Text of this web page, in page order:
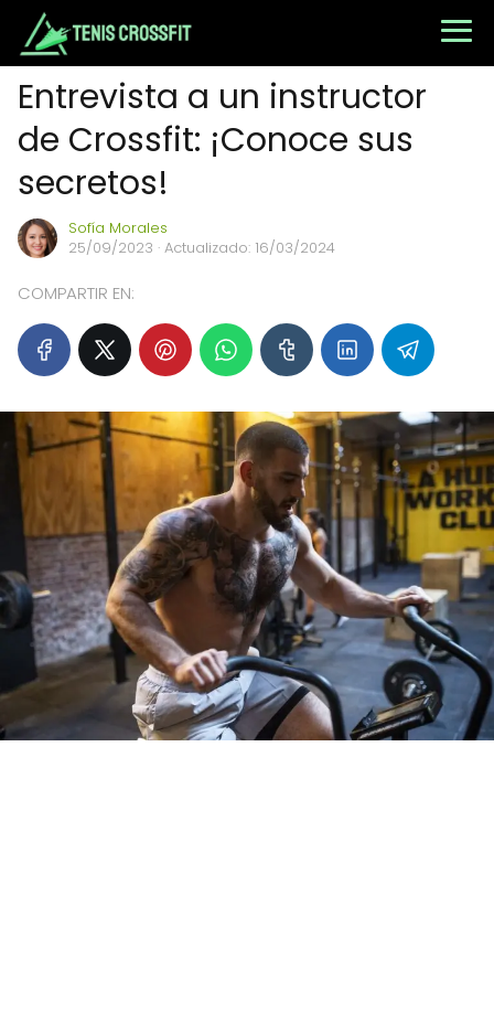
Entrevista a un instructor
de Crossfit: ¡Conoce sus
secretos!
Sofía Morales
25/09/2023 · Actualizado: 16/03/2024
COMPARTIR EN: